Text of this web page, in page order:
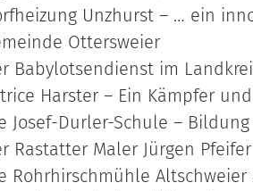
Unzhurst – … ein
Ottersweier
Babylotsendienst im
Harster – Ein Kämpfer
Josef-Durler-Schule –
Rastatter Maler Jürgen Pfeifer
Rohrhirschmühle